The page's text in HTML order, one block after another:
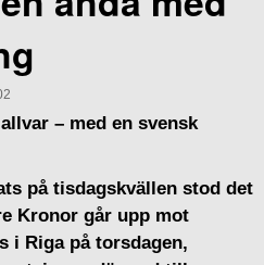
– med en svensk
på tisdagskvällen stod det
Kronor går upp mot
i Riga på torsdagen,